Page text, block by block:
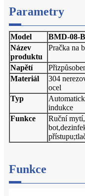
Parametry
Model
BMD-08-B
Název
produktu
Pračka na
Napětí
Materiál
304
ocel
Typ
indukce
Funkce
Ruční
Funkce